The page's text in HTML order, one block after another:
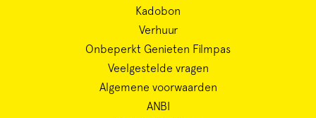
Kadobon
Verhuur
Onbeperkt Genieten Filmpas
Veelgestelde vragen
Algemene voorwaarden
ANBI